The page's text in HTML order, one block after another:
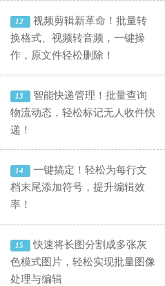
12
视频剪辑新革命！批量转
换格式、视频转音频，一键操
作，原文件轻松删除！
13
智能快递管理！批量查询
物流动态，轻松标记无人收件快
递！
14
一键搞定！轻松为每行文
档末尾添加符号，提升编辑效
率！
15
快速将长图分割成多张灰
色模式图片，轻松实现批量图像
处理与编辑